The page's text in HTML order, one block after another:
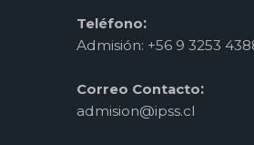
Teléfono:
Admisión: +56 9 3253
Correo Contacto:
admision@ipss.cl